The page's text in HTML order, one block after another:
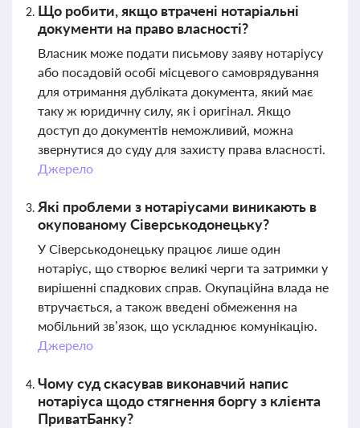
Що робити, якщо втрачені нотаріальні
документи на право власності?
Власник може подати письмову заяву нотаріусу
або посадовій особі місцевого самоврядування
для отримання дубліката документа, який має
таку ж юридичну силу, як і оригінал. Якщо
доступ до документів неможливий, можна
звернутися до суду для захисту права власності.
Джерело
Які проблеми з нотаріусами виникають в
окупованому Сіверськодонецьку?
У Сіверськодонецьку працює лише один
нотаріус, що створює великі черги та затримки у
вирішенні спадкових справ. Окупаційна влада не
втручається, а також введені обмеження на
мобільний зв’язок, що ускладнює комунікацію.
Джерело
Чому суд скасував виконавчий напис
нотаріуса щодо стягнення боргу з клієнта
ПриватБанку?